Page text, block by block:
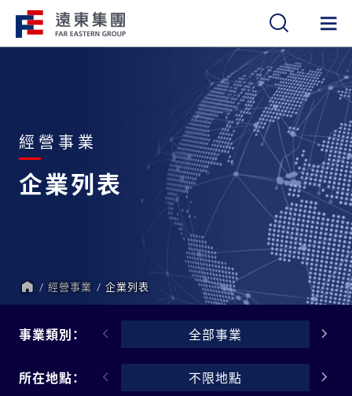
經營事業
企業列表
首
頁
經營事業 企業列表
事業類別： 全部事業
所在地點： 不限地點